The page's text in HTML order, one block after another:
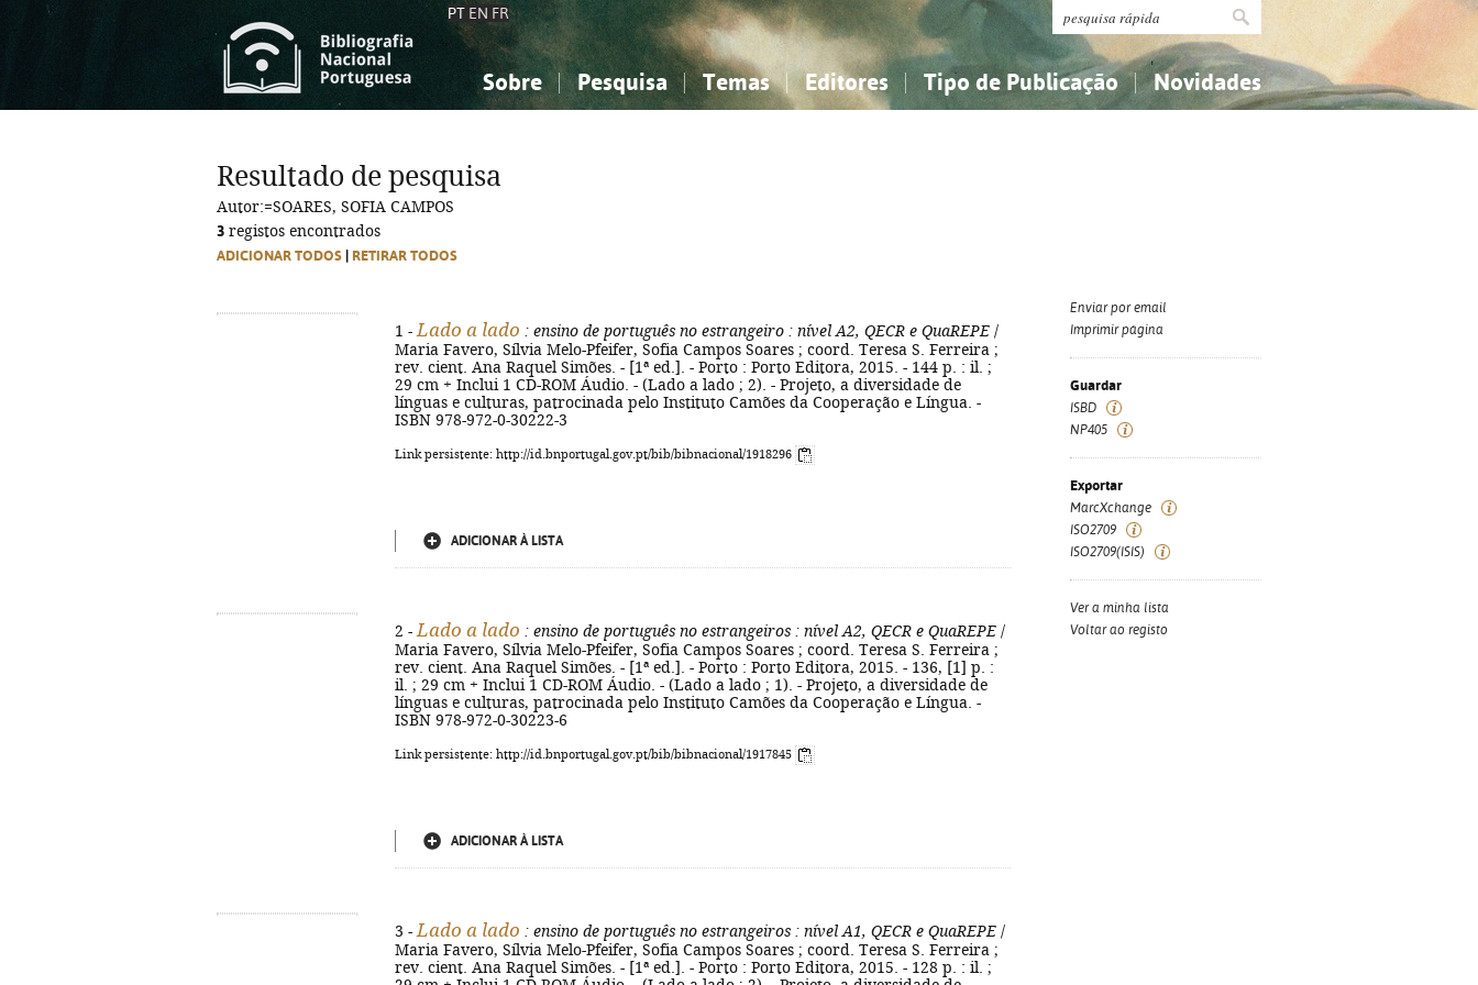
PT EN FR
Sobre Pesquisa Temas
Ciências sociais...
Editores Tipo de Publicação Novidades
Ciências sociais...
Resultado de pesquisa
Autor:=SOARES, SOFIA CAMPOS
3 registos encontrados
ADICIONAR TODOS RETIRAR TODOS
1 - Lado a lado : ensino de português no estrangeiro : nível A2, QECR e QuaREPE /
Maria Favero, Sílvia Melo-Pfeifer, Sofia Campos Soares ; coord. Teresa S. Ferreira ;
rev. cient. Ana Raquel Simões. - [1ª ed.]. - Porto : Porto Editora, 2015. - 144 p. : il. ;
29 cm + Inclui 1 CD-ROM Áudio. - (Lado a lado ; 2). - Projeto, a diversidade de
línguas e culturas, patrocinada pelo Instituto Camões da Cooperação e Língua. -
ISBN 978-972-0-30222-3
Link persistente: http://id.bnportugal.gov.pt/bib/bibnacional/1918296
ADICIONAR À LISTA
2 - Lado a lado : ensino de português no estrangeiros : nível A2, QECR e QuaREPE /
Maria Favero, Sílvia Melo-Pfeifer, Sofia Campos Soares ; coord. Teresa S. Ferreira ;
rev. cient. Ana Raquel Simões. - [1ª ed.]. - Porto : Porto Editora, 2015. - 136, [1] p. :
il. ; 29 cm + Inclui 1 CD-ROM Áudio. - (Lado a lado ; 1). - Projeto, a diversidade de
línguas e culturas, patrocinada pelo Instituto Camões da Cooperação e Língua. -
ISBN 978-972-0-30223-6
Link persistente: http://id.bnportugal.gov.pt/bib/bibnacional/1917845
ADICIONAR À LISTA
3 - Lado a lado : ensino de português no estrangeiros : nível A1, QECR e QuaREPE /
Maria Favero, Sílvia Melo-Pfeifer, Sofia Campos Soares ; coord. Teresa S. Ferreira ;
rev. cient. Ana Raquel Simões. - [1ª ed.]. - Porto : Porto Editora, 2015. - 128 p. : il. ;
Enviar por email
Imprimir página
Guardar
ISBD
NP405
Exportar
MarcXchange
ISO2709
ISO2709(ISIS)
Ver a minha lista
Voltar ao registo